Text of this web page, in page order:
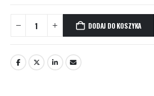
DODAJ DO KOSZYKA